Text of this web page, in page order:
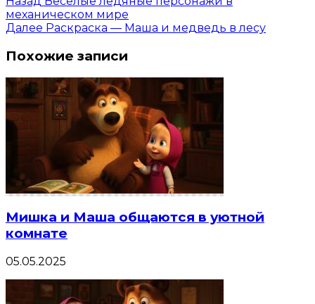
механическом мире
Далее Раскраска — Маша и медведь в лесу
Похожие записи
Мишка и Маша общаются в уютной
комнате
05.05.2025